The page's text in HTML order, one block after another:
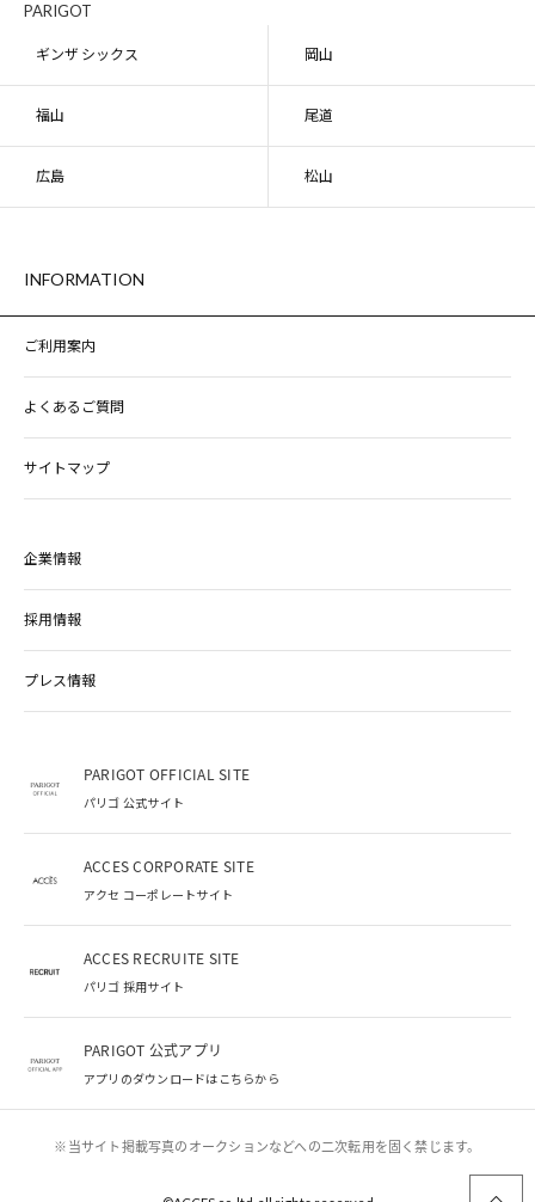
PARIGOT
ギンザ シックス 岡山
福山 尾道
広島 松山
INFORMATION
ご利用案内
よくあるご質問
サイトマップ
企業情報
採用情報
プレス情報
PARIGOT OFFICIAL SITE
パリゴ 公式サイト
ACCES CORPORATE SITE
アクセ コーポレートサイト
ACCES RECRUITE SITE
パリゴ 採用サイト
PARIGOT 公式アプリ
アプリのダウンロードはこちらから
※当サイト掲載写真のオークションなどへの二次転用を固く禁じます。